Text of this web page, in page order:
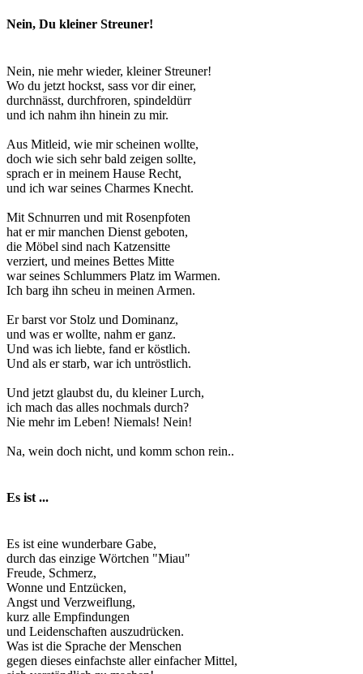
Nein, Du kleiner Streuner!
Nein, nie mehr wieder, kleiner Streuner!
Wo du jetzt hockst, sass vor dir einer,
durchnässt, durchfroren, spindeldürr
und ich nahm ihn hinein zu mir.
Aus Mitleid, wie mir scheinen wollte,
doch wie sich sehr bald zeigen sollte,
sprach er in meinem Hause Recht,
und ich war seines Charmes Knecht.
Mit Schnurren und mit Rosenpfoten
hat er mir manchen Dienst geboten,
die Möbel sind nach Katzensitte
verziert, und meines Bettes Mitte
war seines Schlummers Platz im Warmen.
Ich barg ihn scheu in meinen Armen.
Er barst vor Stolz und Dominanz,
und was er wollte, nahm er ganz.
Und was ich liebte, fand er köstlich.
Und als er starb, war ich untröstlich.
Und jetzt glaubst du, du kleiner Lurch,
ich mach das alles nochmals durch?
Nie mehr im Leben! Niemals! Nein!
Na, wein doch nicht, und komm schon rein..
Es ist ...
Es ist eine wunderbare Gabe,
durch das einzige Wörtchen "Miau"
Freude, Schmerz,
Wonne und Entzücken,
Angst und Verzweiflung,
kurz alle Empfindungen
und Leidenschaften auszudrücken.
Was ist die Sprache der Menschen
gegen dieses einfachste aller einfacher Mittel,